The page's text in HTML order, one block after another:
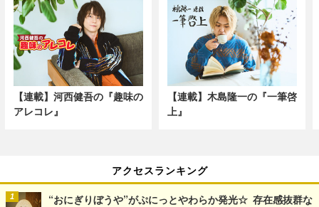
【連載】河西健吾の『趣味の
アレコレ』
【連載】木島隆一の『一筆啓
上』
アクセスランキング
“おにぎりぼうや”がぷにっとやわらか発光☆ 存在感抜群な